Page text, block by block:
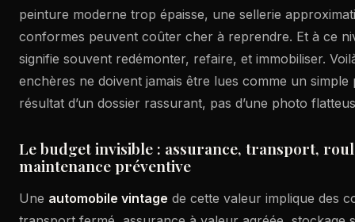
peinture moderne trop épaisse, une sellerie
conformes peuvent coûter cher à reprendre. Et à ce
signifie souvent redémonter, refaire, et immobiliser.
enchères ne doivent jamais être lues comme un
résultat d’un dossier rassurant, pas d’une photo
Le budget invisible : assurance, transport,
maintenance préventive
Une automobile vintage de cette valeur implique des